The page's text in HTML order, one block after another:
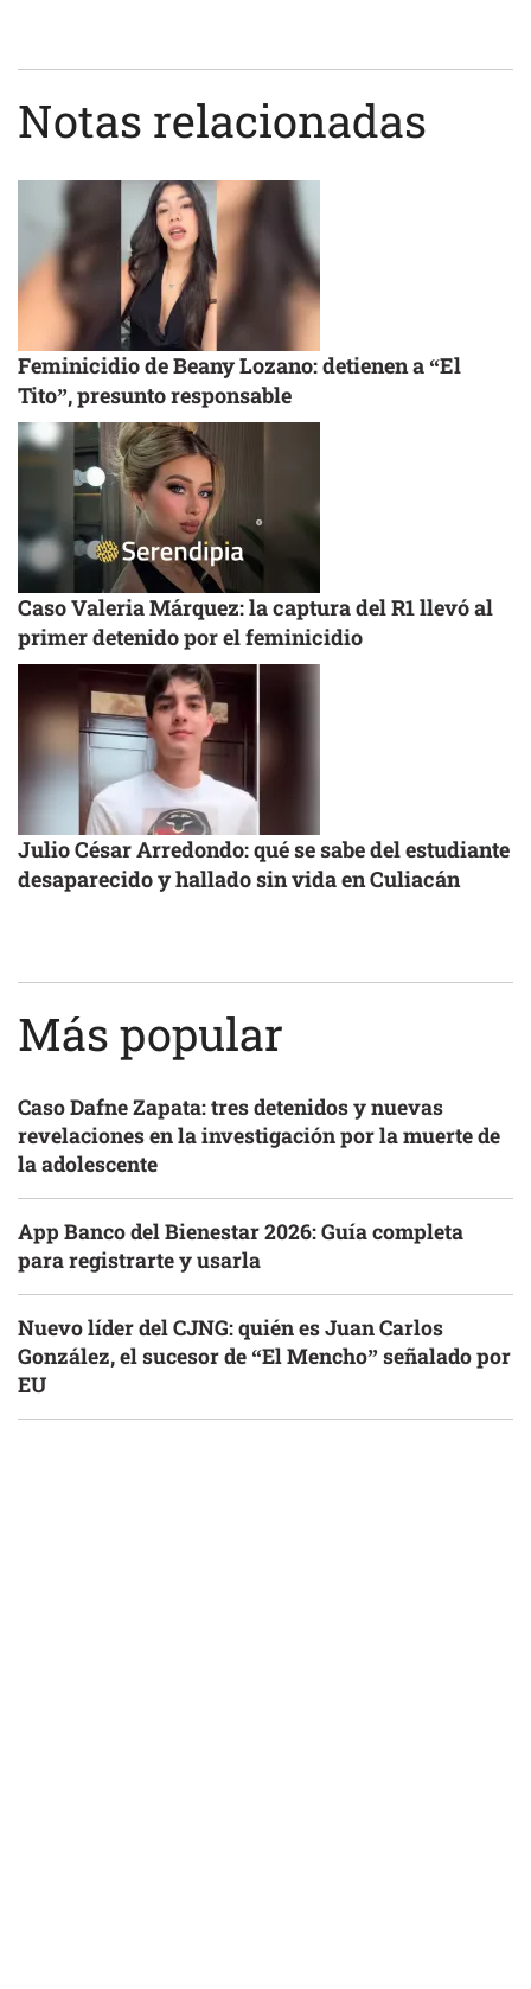
Notas relacionadas
Feminicidio de Beany Lozano: detienen a “El
Tito”, presunto responsable
Caso Valeria Márquez: la captura del R1 llevó al
primer detenido por el feminicidio
Julio César Arredondo: qué se sabe del estudiante
desaparecido y hallado sin vida en Culiacán
Más popular
Caso Dafne Zapata: tres detenidos y nuevas
revelaciones en la investigación por la muerte de
la adolescente
App Banco del Bienestar 2026: Guía completa
para registrarte y usarla
Nuevo líder del CJNG: quién es Juan Carlos
González, el sucesor de “El Mencho” señalado por
EU